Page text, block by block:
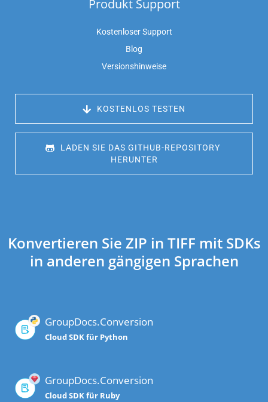
Produkt Support
Kostenloser Support
Blog
Versionshinweise
KOSTENLOS TESTEN
LADEN SIE DAS GITHUB-REPOSITORY
HERUNTER
Konvertieren Sie ZIP in TIFF mit SDKs
in anderen gängigen Sprachen
GroupDocs.Conversion
Cloud SDK für Python
GroupDocs.Conversion
Cloud SDK für Ruby